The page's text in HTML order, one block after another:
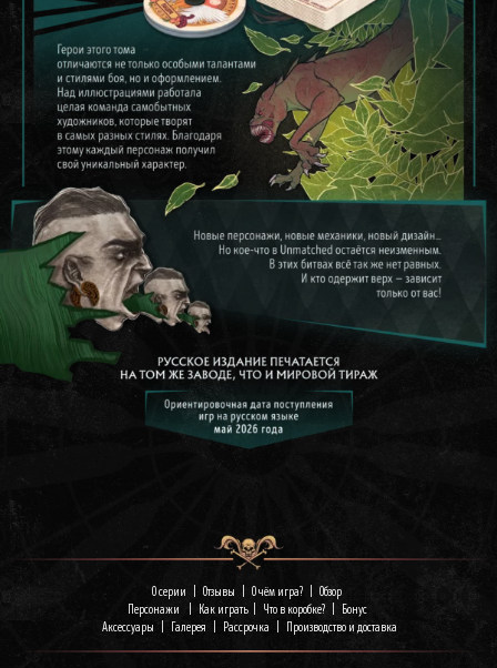
О серии Отзывы О чём игра?| Обзор
Персонажи
Как играть Что в коробке?
Бонус
Аксессуары | Галерея Рассрочка Производство и доставка